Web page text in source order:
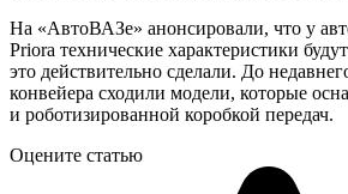
На «АвтоВАЗе» анонсировали, что у
Priora технические характеристики
это действительно сделали. До
конвейера сходили модели, которые
и роботизированной коробкой передач.
Оцените статью